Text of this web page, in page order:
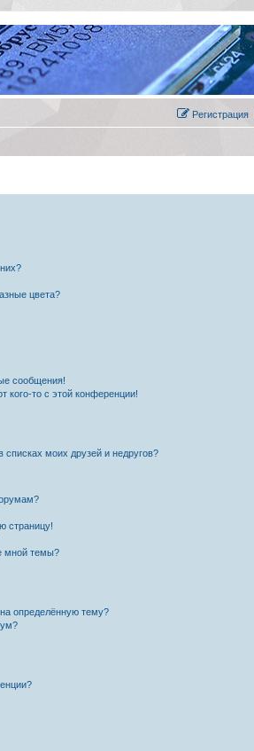
Регистрация
цвета?
сообщения!
кого-то с этой конференции!
списках моих друзей и недругов?
страницу!
мной темы?
определённую тему?